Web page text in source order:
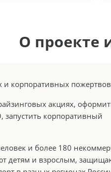
О проекте
и корпоративных
акциях,
запустить корпоративный
и более 180
детям и взрослым,